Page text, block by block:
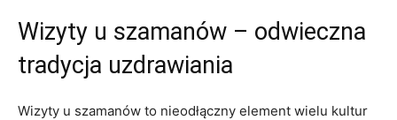
Wizyty u szamanów – odwieczna
tradycja uzdrawiania
Wizyty u szamanów to nieodłączny‌ element wielu kultur‌